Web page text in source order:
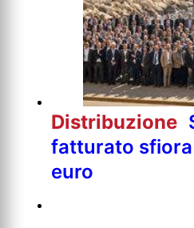
Distribuzione
fatturato sfiora
euro